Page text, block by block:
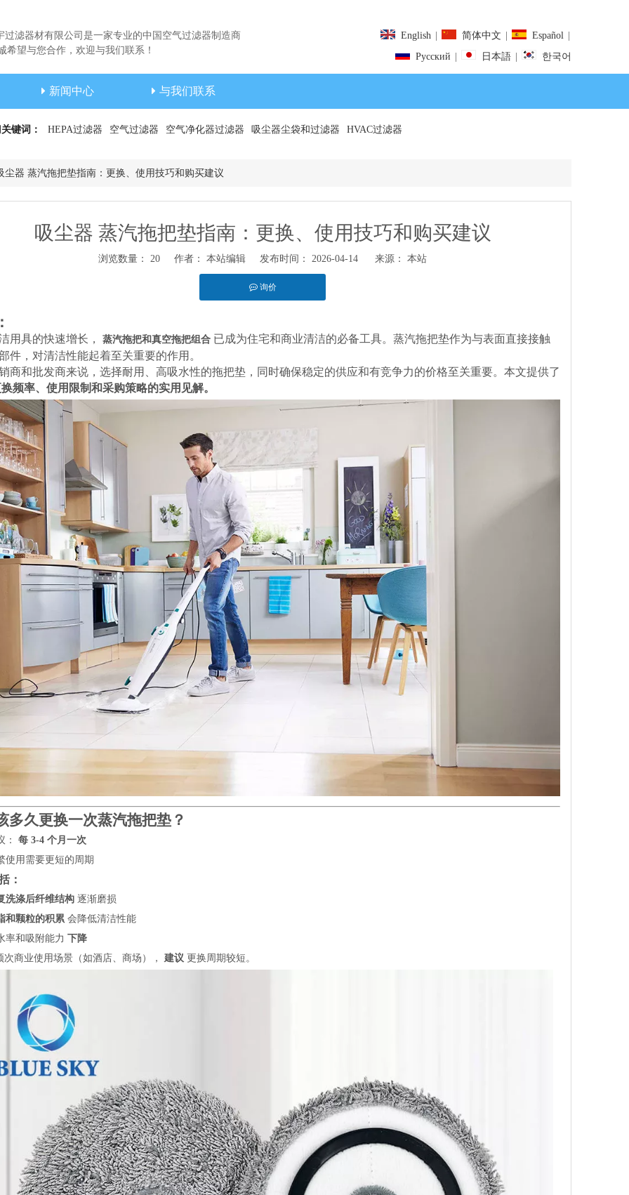
过滤器材有限公司是一家专业的中国空气过滤器制造商
望与您合作，欢迎与我们联系！
English 简体中文 Español
Pусский | 日本語 | 한국어
新闻中心 与我们联系
键词： HEPA过滤器 空气过滤器 空气净化器过滤器 吸尘器尘袋和过滤器 HVAC过滤器
尘器 蒸汽拖把垫指南：更换、使用技巧和购买建议
吸尘器 蒸汽拖把垫指南：更换、使用技巧和购买建议
浏览数量： 20 作者： 本站编辑 发布时间： 2026-04-14 来源： 本站
询价
用具的快速增长， 蒸汽拖把和真空拖把组合 已成为住宅和商业清洁的必备工具。蒸汽拖把垫作为与表面直接接触
件，对清洁性能起着至关重要的作用。
商和批发商来说，选择耐用、高吸水性的拖把垫，同时确保稳定的供应和有竞争力的价格至关重要。本文提供了
频率、使用限制和采购策略的实用见解。
多久更换一次蒸汽拖把垫？
： 每 3-4 个月一次
使用需要更短的周期
：
洗涤后纤维结构 逐渐磨损
和颗粒的积累 会降低清洁性能
率和吸附能力 下降
次商业使用场景（如酒店、商场）， 建议 更换周期较短。